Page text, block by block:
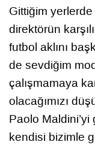
Gittiğim
direktörün
futbol aklını
de sevdiğim
çalışmamaya
olacağımızı
Paolo
kendisi bizimle